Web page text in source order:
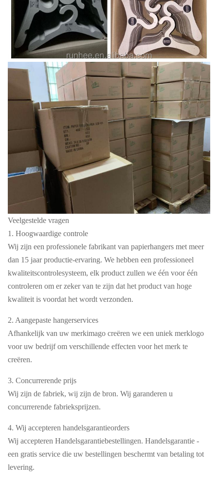
Veelgestelde vragen
1. Hoogwaardige controle
Wij zijn een professionele fabrikant van papierhangers met meer
dan 15 jaar productie-ervaring. We hebben een professioneel
kwaliteitscontrolesysteem, elk product zullen we één voor één
controleren om er zeker van te zijn dat het product van hoge
kwaliteit is voordat het wordt verzonden.
2. Aangepaste hangerservices
Afhankelijk van uw merkimago creëren we een uniek merklogo
voor uw bedrijf om verschillende effecten voor het merk te
creëren.
3. Concurrerende prijs
Wij zijn de fabriek, wij zijn de bron. Wij garanderen u
concurrerende fabrieksprijzen.
4. Wij accepteren handelsgarantieorders
Wij accepteren Handelsgarantiebestellingen. Handelsgarantie -
een gratis service die uw bestellingen beschermt van betaling tot
levering.